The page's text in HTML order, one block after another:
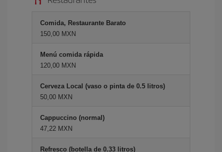
Comida, Restaurante Barato
150,00 MXN
Menú comida rápida
120,00 MXN
Cerveza Local (vaso o pinta de 0.5 litros)
50,00 MXN
Cappuccino (normal)
47,22 MXN
Refresco (botella de 0.33 litros)